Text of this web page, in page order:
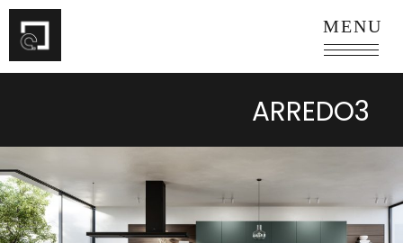
Skip
content
MENU
ARREDO3